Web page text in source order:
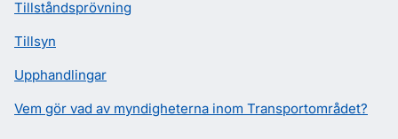
Tillståndsprövning
Tillsyn
Upphandlingar
Vem gör vad av myndigheterna inom Transportområdet?